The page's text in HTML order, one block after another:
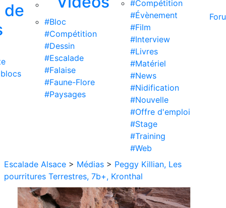
de
#Bloc
#Compétition
#Dessin
#Escalade
#Falaise
#Faune-Flore
#Paysages
#Compétition
#Évènement
#Film
#Interview
#Livres
#Matériel
#News
#Nidification
#Nouvelle
#Offre d'emploi
#Stage
#Training
#Web
Escalade Alsace > Médias > Peggy Killian, Les
pourritures Terrestres, 7b+, Kronthal